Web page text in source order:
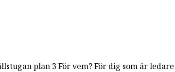
plan 3 För vem? För dig som är